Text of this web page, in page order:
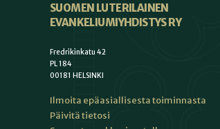
SUOMEN LUTERILAINEN
EVANKELIUMIYHDISTYS RY
Fredrikinkatu 42
PL 184
00181 HELSINKI
Ilmoita epäasiallisesta toiminnasta
Päivitä tietosi